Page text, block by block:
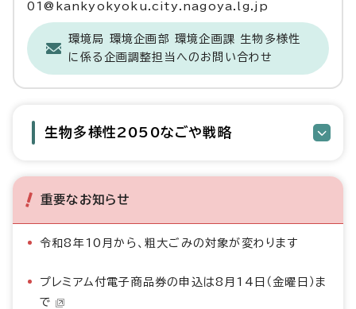
01@kankyokyoku.city.nagoya.lg.jp
環境局 環境企画部 環境企画課 生物多様性
に係る企画調整担当へのお問い合わせ
生物多様性2050なごや戦略
重要なお知らせ
令和8年10月から、粗大ごみの対象が変わります
プレミアム付電子商品券の申込は8月14日（金曜日）ま
で